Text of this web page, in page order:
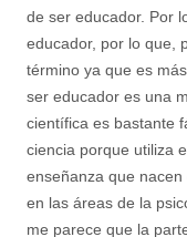
de ser educador. Por
educador, por lo que,
término ya que es
ser educador es una
científica es bastante
ciencia porque utiliza
enseñanza que
en las áreas de la
me parece que la